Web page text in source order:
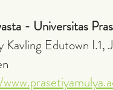
- Universitas
Edutown I.1,